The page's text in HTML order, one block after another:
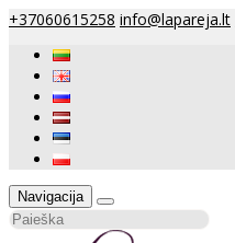
+37060615258 info@lapareja.lt
Navigacija